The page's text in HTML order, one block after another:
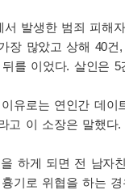
서 발생한 범죄 피해
장 많았고 상해 40건
를 이었다. 살인은 5
유로는 연인간 데이
고 이 소장은 말했다.
을 하게 되면 전 남자
기로 위협을 하는 경